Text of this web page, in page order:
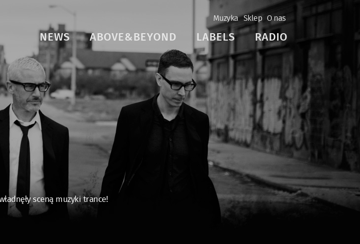
Muzyka Sklep O nas
NEWS ABOVE&BEYOND LABELS RADIO
sceną muzyki trance!